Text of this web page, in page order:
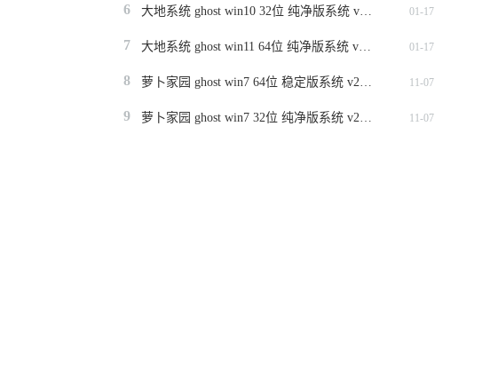
6 01-17
7 01-17
8 11-07
9 11-07